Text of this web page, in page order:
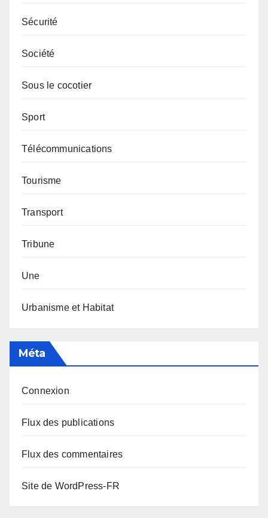
Sécurité
Société
Sous le cocotier
Sport
Télécommunications
Tourisme
Transport
Tribune
Une
Urbanisme et Habitat
Méta
Connexion
Flux des publications
Flux des commentaires
Site de WordPress-FR